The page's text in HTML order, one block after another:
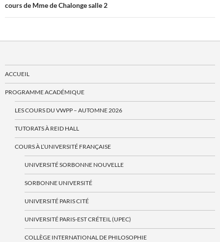
cours de Mme de Chalonge salle 2
ACCUEIL
PROGRAMME ACADÉMIQUE
LES COURS DU VWPP – AUTOMNE 2026
TUTORATS À REID HALL
COURS À L’UNIVERSITÉ FRANÇAISE
UNIVERSITÉ SORBONNE NOUVELLE
SORBONNE UNIVERSITÉ
UNIVERSITÉ PARIS CITÉ
UNIVERSITÉ PARIS-EST CRÉTEIL (UPEC)
COLLÈGE INTERNATIONAL DE PHILOSOPHIE